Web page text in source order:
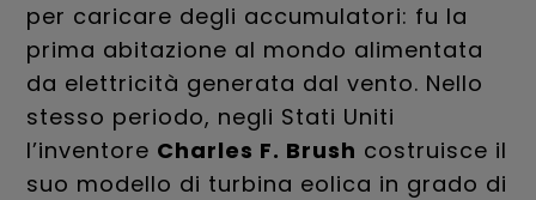
per caricare degli accumulatori: fu la
prima abitazione al mondo alimentata
da elettricità generata dal vento. Nello
stesso periodo, negli Stati Uniti
l’inventore Charles F. Brush costruisce il
suo modello di turbina eolica in grado di